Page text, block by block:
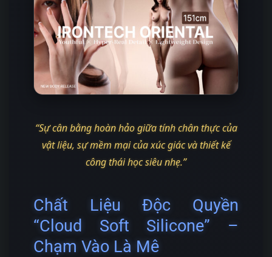
“Sự cân bằng hoàn hảo giữa tính chân thực của
vật liệu, sự mềm mại của xúc giác và thiết kế
công thái học siêu nhẹ.”
Chất Liệu Độc Quyền
“Cloud Soft Silicone” –
Chạm Vào Là Mê